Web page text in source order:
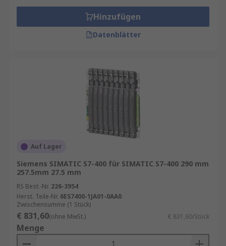
Hinzufügen
Datenblätter
Auf Lager
Siemens SIMATIC S7-400 für SIMATIC S7-400 290 mm
257.5mm 27.5 mm
RS Best.-Nr. 226-3954
Herst. Teile-Nr. 6ES7400-1JA01-0AA0
Zwischensumme (1 Stück)
€ 831,60(ohne MwSt.) € 831,60/Stück
Menge